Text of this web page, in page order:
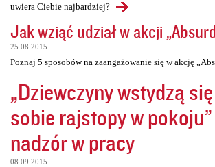
uwiera Ciebie najbardziej?
Jak wziąć udział w akcji
25.08.2015
Poznaj 5 sposobów na zaangażowanie się w akcję
„Dziewczyny wstydzą
sobie rajstopy w
nadzór w pracy
08.09.2015